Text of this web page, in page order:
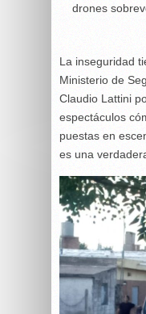
drones
La inseguridad
Ministerio de
Claudio Lattini
espectáculos
puestas en
es una